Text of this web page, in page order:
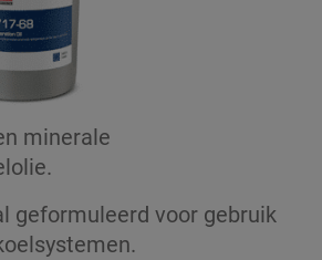
minerale
geformuleerd voor gebruik